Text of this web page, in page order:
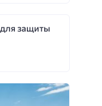
защиты